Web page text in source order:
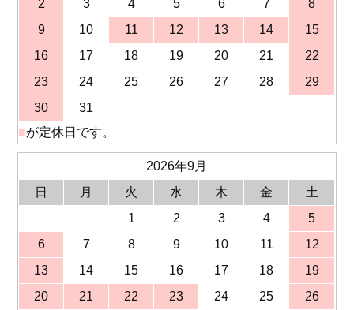
2
3 4 5 6 7
8
9
10 11 12 13 14
15
16
17 18 19 20 21
22
23
24 25 26 27 28
29
30
31
■が定休日です。
2026年9月
日
月 火 水 木 金
土
1
2 3 4
5
6
7 8 9 10 11
12
13
14 15 16 17 18
19
20
21 22 23 24 25
26